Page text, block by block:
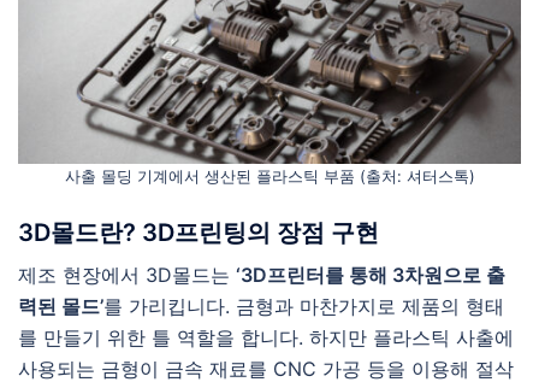
사출 몰딩 기계에서 생산된 플라스틱 부품 (출처: 셔터스톡)
3D몰드란? 3D프린팅의 장점 구현
제조 현장에서 3D몰드는 ‘3D프린터를 통해 3차원으로 출
력된 몰드’를 가리킵니다. 금형과 마찬가지로 제품의 형태
를 만들기 위한 틀 역할을 합니다. 하지만 플라스틱 사출에
사용되는 금형이 금속 재료를 CNC 가공 등을 이용해 절삭